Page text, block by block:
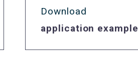
Download
application example